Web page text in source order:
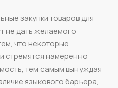
закупки товаров для
не дать желаемого
что некоторые
стремятся намеренно
тем самым вынуждая
языкового барьера,